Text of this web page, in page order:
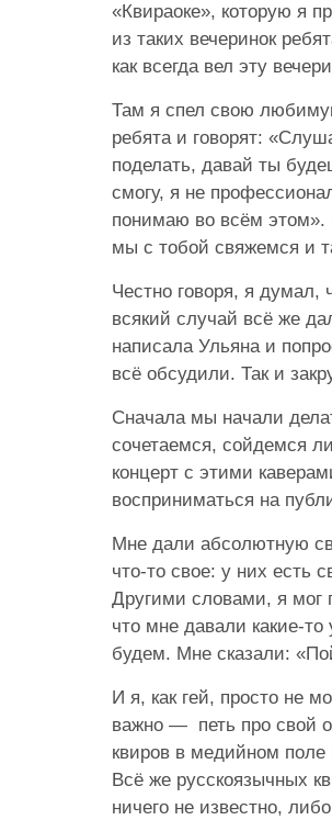
«Квираоке», которую я
из таких вечеринок
как всегда вел эту
Там я спел свою
ребята и говорят:
поделать, давай ты
смогу, я не
понимаю во всём этом».
мы с тобой свяжемся и
Честно говоря, я думал,
всякий случай всё же
написала Ульяна и
всё обсудили. Так и
Сначала мы начали
сочетаемся, сойдемся
концерт с этими
восприниматься на
Мне дали абсолютную
что-то свое: у них есть
Другими словами, я мог
что мне давали какие-
будем. Мне сказали:
И я, как гей, просто не
важно — петь про свой
квиров в медийном поле
Всё же русскоязычных
ничего не известно,